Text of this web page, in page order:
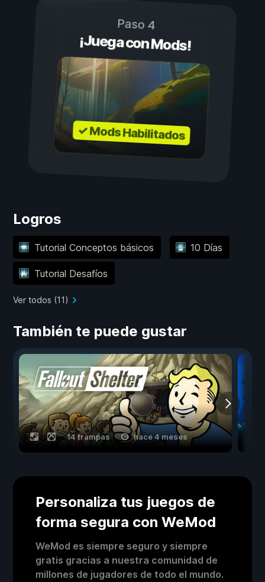
Paso 4
¡Juega con Mods!
✓ Mods Habilitados
Logros
Tutorial Conceptos básicos 10 Días
Tutorial Desafíos
Ver todos (11)
También te puede gustar
14 trampas hace 4 meses
Personaliza tus juegos de
forma segura con WeMod
WeMod es siempre seguro y siempre
gratis gracias a nuestra comunidad de
millones de jugadores de todo el mundo.